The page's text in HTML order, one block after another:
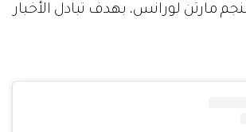
مارتن لورانس، بهدف تبادل الأخبار